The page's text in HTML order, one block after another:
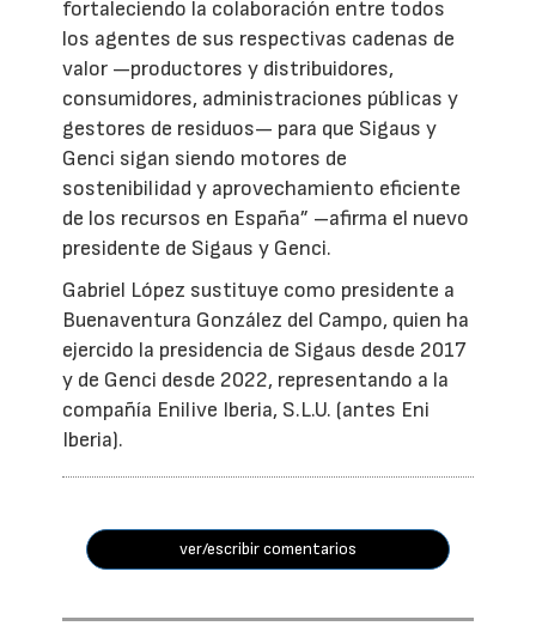
fortaleciendo la colaboración entre todos
los agentes de sus respectivas cadenas de
valor —productores y distribuidores,
consumidores, administraciones públicas y
gestores de residuos— para que Sigaus y
Genci sigan siendo motores de
sostenibilidad y aprovechamiento eficiente
de los recursos en España” –afirma el nuevo
presidente de Sigaus y Genci.
Gabriel López sustituye como presidente a
Buenaventura González del Campo, quien ha
ejercido la presidencia de Sigaus desde 2017
y de Genci desde 2022, representando a la
compañía Enilive Iberia, S.L.U. (antes Eni
Iberia).
ver/escribir comentarios